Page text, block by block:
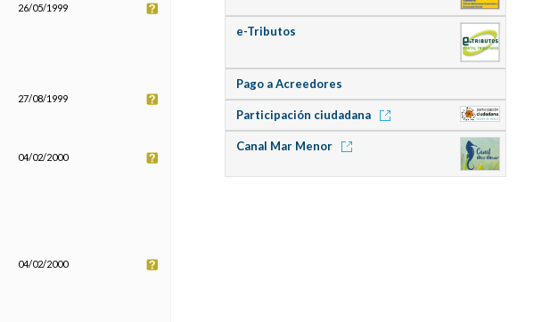
26/05/1999
27/08/1999
04/02/2000
04/02/2000
e-Tributos
Pago a Acreedores
Participación ciudadana
Canal Mar Menor